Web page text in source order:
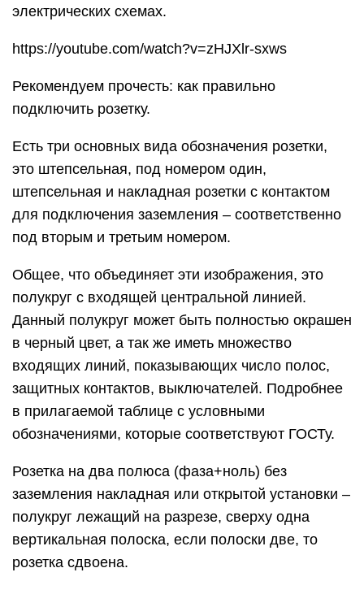
электрических схемах.
https://youtube.com/watch?v=zHJXlr-sxws
Рекомендуем прочесть: как правильно
подключить розетку.
Есть три основных вида обозначения розетки,
это штепсельная, под номером один,
штепсельная и накладная розетки с контактом
для подключения заземления – соответственно
под вторым и третьим номером.
Общее, что объединяет эти изображения, это
полукруг с входящей центральной линией.
Данный полукруг может быть полностью окрашен
в черный цвет, а так же иметь множество
входящих линий, показывающих число полос,
защитных контактов, выключателей. Подробнее
в прилагаемой таблице с условными
обозначениями, которые соответствуют ГОСТу.
Розетка на два полюса (фаза+ноль) без
заземления накладная или открытой установки –
полукруг лежащий на разрезе, сверху одна
вертикальная полоска, если полоски две, то
розетка сдвоена.